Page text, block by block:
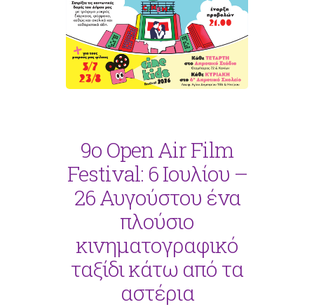
9ο Open Air Film
Festival: 6 Ιουλίου –
26 Αυγούστου ένα
πλούσιο
κινηματογραφικό
ταξίδι κάτω από τα
αστέρια